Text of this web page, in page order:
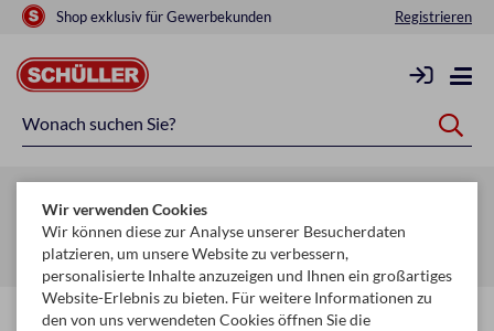
Shop exklusiv für Gewerbekunden Registrieren
Startseite Glückwunschkarten & Papeterie
Servietten
Servietten 33 x 33 cm
Wir verwenden Cookies
Wir können diese zur Analyse unserer Besucherdaten
platzieren, um unsere Website zu verbessern,
personalisierte Inhalte anzuzeigen und Ihnen ein großartiges
Website-Erlebnis zu bieten. Für weitere Informationen zu
den von uns verwendeten Cookies öffnen Sie die